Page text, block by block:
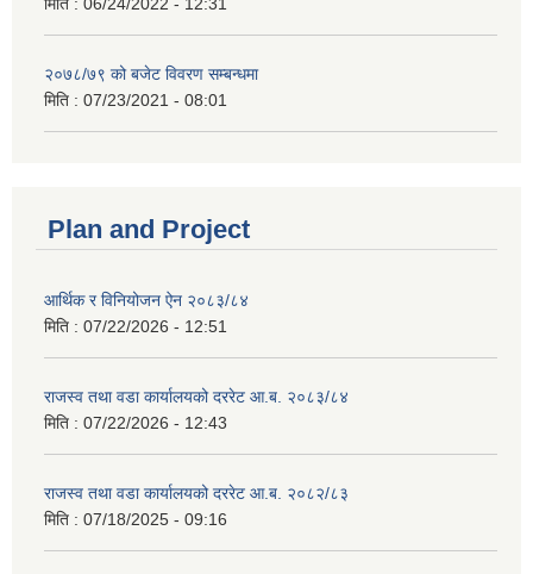
मिति : 06/24/2022 - 12:31
२०७८/७९ को बजेट विवरण सम्बन्धमा
मिति : 07/23/2021 - 08:01
Plan and Project
आर्थिक र विनियोजन ऐन २०८३/८४
मिति : 07/22/2026 - 12:51
राजस्व तथा वडा कार्यालयको दररेट आ.ब. २०८३/८४
मिति : 07/22/2026 - 12:43
राजस्व तथा वडा कार्यालयको दररेट आ.ब. २०८२/८३
मिति : 07/18/2025 - 09:16